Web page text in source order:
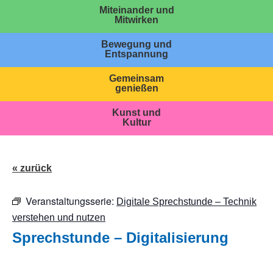
Miteinander und
Mitwirken
Bewegung und
Entspannung
Gemeinsam
genießen
Kunst und
Kultur
« zurück
Veranstaltungsserie: Digitale Sprechstunde – Technik
verstehen und nutzen
Sprechstunde – Digitalisierung